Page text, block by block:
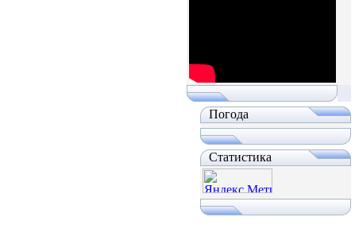
Погода
Статистика